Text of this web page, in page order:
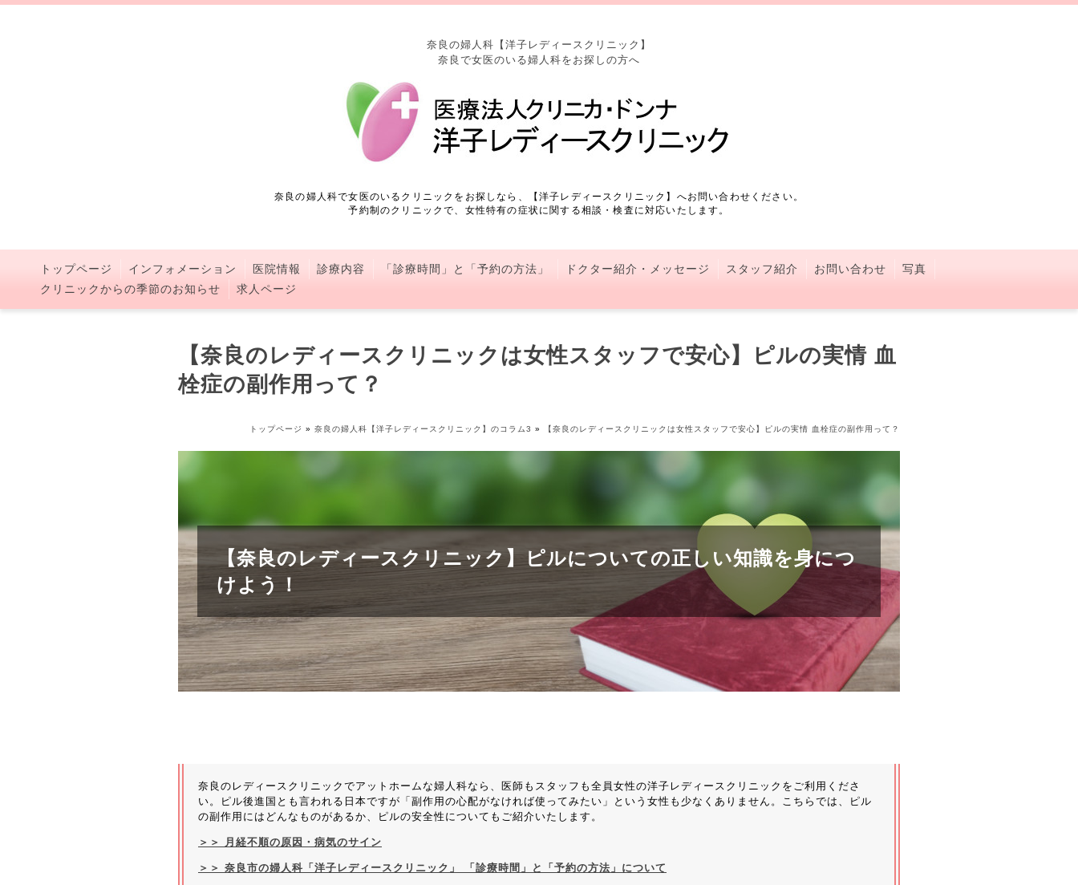
奈良の婦人科【洋子レディースクリニック】
奈良で女医のいる婦人科をお探しの方へ
奈良の婦人科で女医のいるクリニックをお探しなら、【洋子レディースクリニック】へお問い合わせください。
予約制のクリニックで、女性特有の症状に関する相談・検査に対応いたします。
トップページ インフォメーション 医院情報 診療内容 「診療時間」と「予約の方法」 ドクター紹介・メッセージ スタッフ紹介 お問い合わせ
写真
クリニックからの季節のお知らせ
求人ページ
【奈良のレディースクリニックは女性スタッフで安心】ピルの実情 血
栓症の副作用って？
トップページ » 奈良の婦人科【洋子レディースクリニック】のコラム3 » 【奈良のレディースクリニックは女性スタッフで安心】ピルの実情 血栓症の副作用って？
【奈良のレディースクリニック】ピルについての正しい知識を身につ
けよう！
奈良のレディースクリニックでアットホームな婦人科なら、医師もスタッフも全員女性の洋子レディースクリニックをご利用くださ
い。ピル後進国とも言われる日本ですが「副作用の心配がなければ使ってみたい」という女性も少なくありません。こちらでは、ピル
の副作用にはどんなものがあるか、ピルの安全性についてもご紹介いたします。
＞＞ 月経不順の原因・病気のサイン
＞＞ 奈良市の婦人科「洋子レディースクリニック」 「診療時間」と「予約の方法」について